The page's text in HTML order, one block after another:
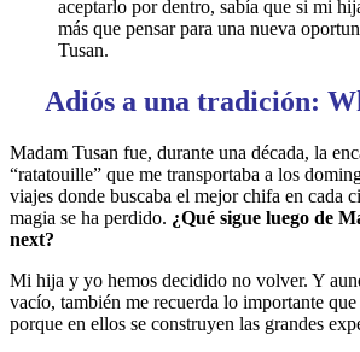
aceptarlo por dentro, sabía que si mi
más que pensar para una nueva
Tusan.
Adiós a una tradición:
Madam Tusan fue, durante una década, la
“ratatouille” que me transportaba a los
viajes donde buscaba el mejor chifa en cada
magia se ha perdido. ¿Qué sigue luego de
next?
Mi hija y yo hemos decidido no volver. Y
vacío, también me recuerda lo importante
porque en ellos se construyen las grandes